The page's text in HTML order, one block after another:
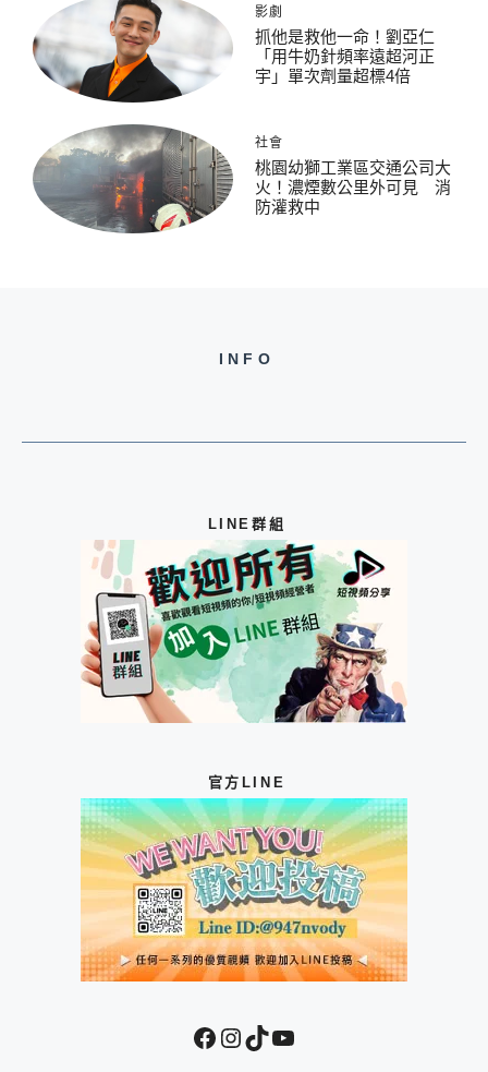
影劇
抓他是救他一命！劉亞仁
「用牛奶針頻率遠超河正
宇」單次劑量超標4倍
社會
桃園幼獅工業區交通公司大
火！濃煙數公里外可見 消
防灌救中
INFO
LINE群組
官方LINE
Facebook
Instagram
TikTokYouTube